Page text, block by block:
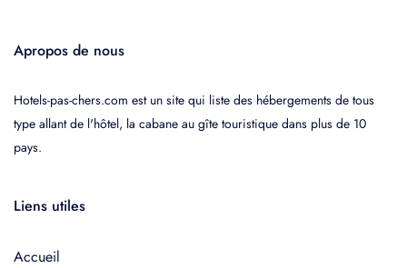
Apropos de nous
Hotels-pas-chers.com est un site qui liste des hébergements de tous
type allant de l'hôtel, la cabane au gîte touristique dans plus de 10
pays.
Liens utiles
Accueil